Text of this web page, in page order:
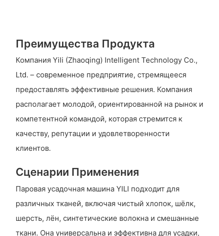
Преимущества Продукта
Компания Yili (Zhaoqing) Intelligent Technology Co.,
Ltd. – современное предприятие, стремящееся
предоставлять эффективные решения. Компания
располагает молодой, ориентированной на рынок и
компетентной командой, которая стремится к
качеству, репутации и удовлетворенности
клиентов.
Сценарии Применения
Паровая усадочная машина YILI подходит для
различных тканей, включая чистый хлопок, шёлк,
шерсть, лён, синтетические волокна и смешанные
ткани. Она универсальна и эффективна для усадки,